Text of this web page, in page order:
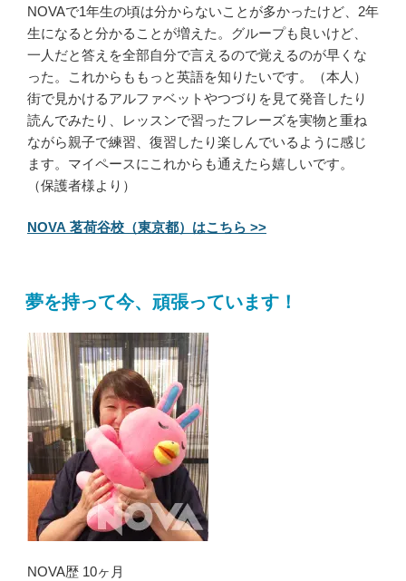
NOVAで1年生の頃は分からないことが多かったけど、2年
生になると分かることが増えた。グループも良いけど、
一人だと答えを全部自分で言えるので覚えるのが早くな
った。これからももっと英語を知りたいです。（本人）
街で見かけるアルファベットやつづりを見て発音したり
読んでみたり、レッスンで習ったフレーズを実物と重ね
ながら親子で練習、復習したり楽しんでいるように感じ
ます。マイペースにこれからも通えたら嬉しいです。
（保護者様より）
NOVA 茗荷谷校（東京都）はこちら >>
夢を持って今、頑張っています！
NOVA歴 10ヶ月